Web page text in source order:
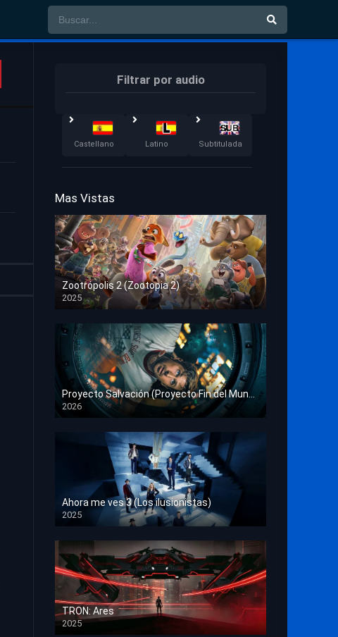
Filtrar por audio
Castellano Latino Subtitulada
Mas Vistas
Zootrópolis 2 (Zootopia 2)
2025
HD 1080p
Proyecto Salvación (Proyecto Fin del Mundo)
2026
HD 1080p
Ahora me ves 3 (Los ilusionistas)
2025
HD 1080p
TRON: Ares
2025
HD 1080p